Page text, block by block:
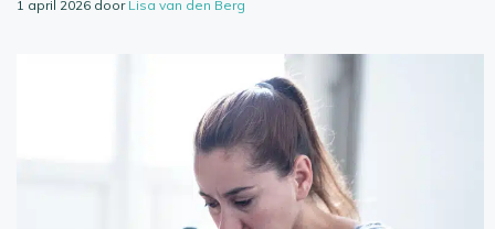
1 april 2026 door Lisa van den Berg